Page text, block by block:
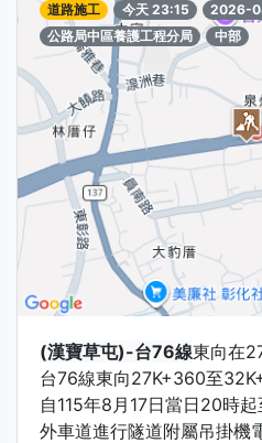
道路施工 今天 23:15
2026-
公路局中區養護工程分局
中部
(漢寶草屯)-台76線東向在
台76線東向27K+360至
自115年8月17日當日20時
外車道進行隧道附屬吊掛機